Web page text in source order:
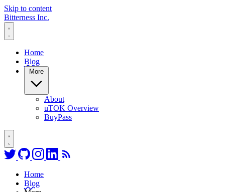
Skip to content
Bitterness Inc.
Home
Blog
About
uTOK Overview
BuyPass
Follow on Twitter
Go to GitHub profile
Follow on Instagram
Connect on LinkedIn
RSS Feed
Home
Blog